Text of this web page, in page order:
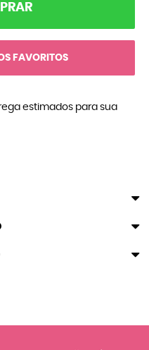
FAVORITOS
estimados para sua